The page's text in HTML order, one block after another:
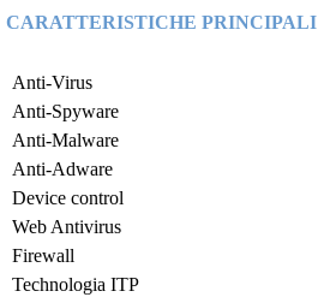
CARATTERISTICHE PRINCIPALI
Anti-Virus
Anti-Spyware
Anti-Malware
Anti-Adware
Device control
Web Antivirus
Firewall
Technologia ITP